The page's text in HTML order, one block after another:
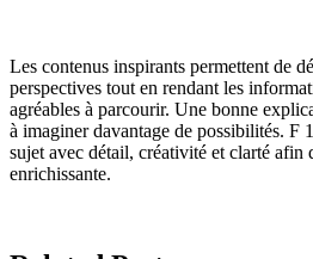
Les contenus inspirants permettent de
perspectives tout en rendant les
agréables à parcourir. Une bonne
à imaginer davantage de possibilités. F
sujet avec détail, créativité et clarté afin
enrichissante.